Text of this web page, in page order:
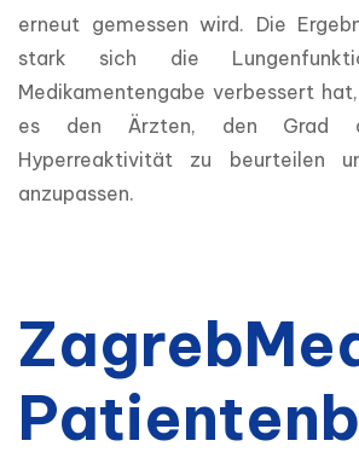
erneut gemessen wird. Die
stark sich die
Medikamentengabe verbessert
es den Ärzten, den Grad
Hyperreaktivität zu beurteilen
anzupassen.